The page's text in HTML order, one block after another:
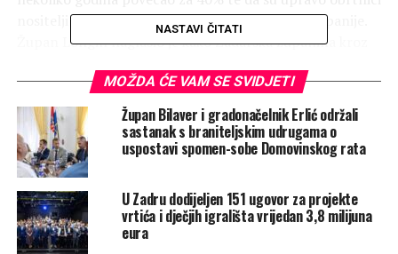
nositelji velikog dijela gospodarstva Zadarske županije.
Župan Longin naglasio je kako Zadarska županina kroz
stopa na kredite, potpore za deficitarna i tradicijska
zanimanja, te potpora za IKT sektor.
Rate this item: Submit Rating
No votes yet.
POVEZANE TEME : FEATURED
OBRTNICI
OBRTNIČKA KOMORA
ZADARSKA ŽUPANIJA
NASTAVI ČITATI
MOŽDA ĆE VAM SE SVIDJETI
Župan Bilaver i gradonačelnik Erlić održali
sastanak s braniteljskim udrugama o
uspostavi spomen-sobe Domovinskog rata
U Zadru dodijeljen 151 ugovor za projekte
vrtića i dječjih igrališta vrijedan 3,8 milijuna
eura